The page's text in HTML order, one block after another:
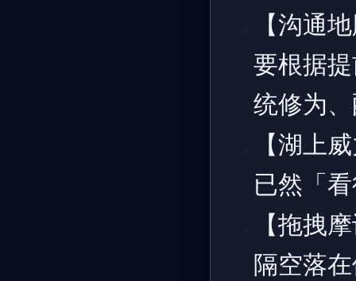
【沟通
要根据
统修为
【湖上
已然「
【拖拽
隔空落